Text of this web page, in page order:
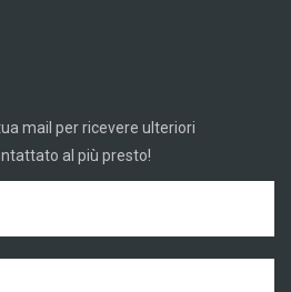
mail per ricevere ulteriori
al più presto!